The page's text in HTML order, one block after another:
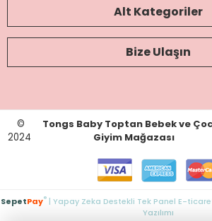
Alt Kategoriler
Bize Ulaşın
©
2024
Tongs Baby Toptan Bebek ve
Giyim Mağazası
SepetPay®| Yapay Zeka Destekli Tek Panel E-
Yazılımı